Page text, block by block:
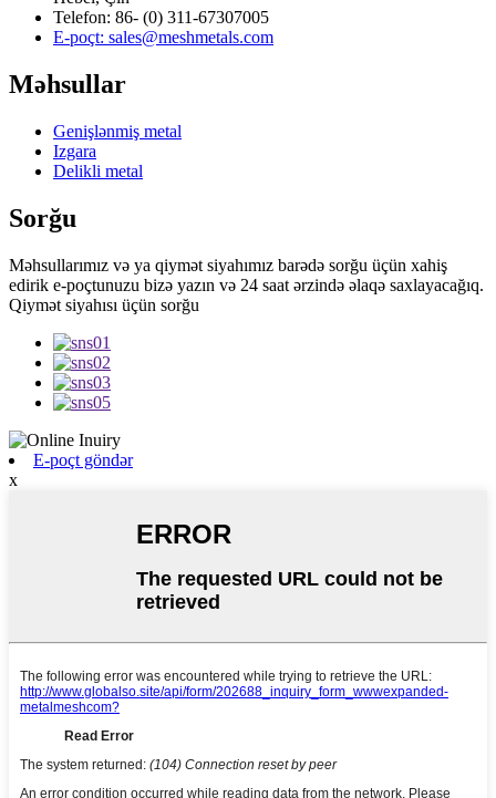
Telefon: 86- (0) 311-67307005
E-poçt: sales@meshmetals.com
Məhsullar
Genişlənmiş metal
Izgara
Delikli metal
Sorğu
Məhsullarımız və ya qiymət siyahımız barədə sorğu üçün xahiş
edirik e-poçtunuzu bizə yazın və 24 saat ərzində əlaqə saxlayacağıq.
Qiymət siyahısı üçün sorğu
E-poçt göndər
x